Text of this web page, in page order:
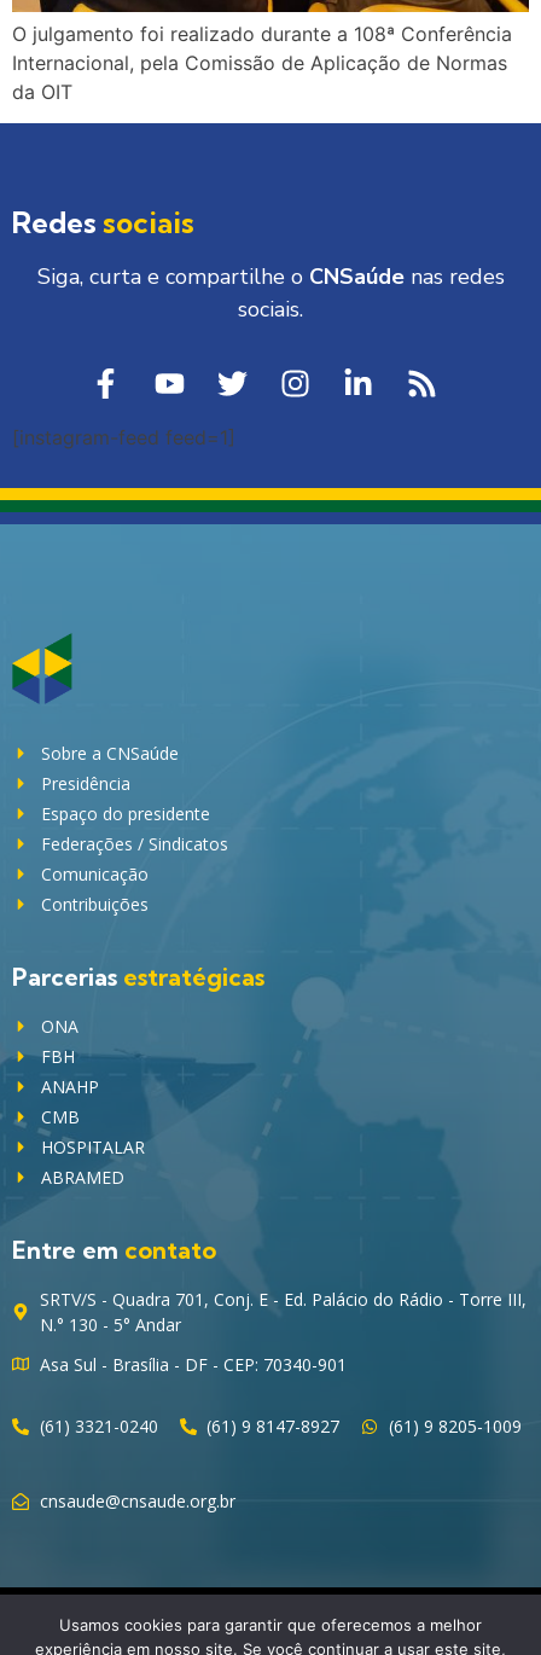
O julgamento foi realizado durante a 108ª Conferência
Internacional, pela Comissão de Aplicação de Normas
da OIT
Redes sociais
Siga, curta e compartilhe o CNSaúdenas redes
sociais.
[instagram-feed feed=1]
Sobre a CNSaúde
Presidência
Espaço do presidente
Federações / Sindicatos
Comunicação
Contribuições
Parcerias estratégicas
ONA
FBH
ANAHP
CMB
HOSPITALAR
ABRAMED
Entre em contato
SRTV/S - Quadra 701, Conj. E - Ed. Palácio do Rádio - Torre III,
N.° 130 - 5° Andar
Asa Sul - Brasília - DF - CEP: 70340-901
(61) 3321-0240 (61) 9 8147-8927 (61) 9 8205-1009
cnsaude@cnsaude.org.br
Usamos cookies para garantir que oferecemos a melhor
experiência em nosso site. Se você continuar a usar este site,